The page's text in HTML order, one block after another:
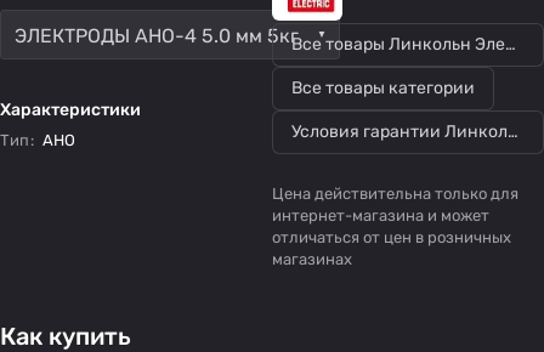
ЭЛЕКТРОДЫ АНО-4 5.0 мм 5кг
Характеристики
Тип : АНО
Все товары Линкольн Электрик
Все товары категории
Условия гарантии Линкольн Электрик
Цена действительна только для
интернет-магазина и может
отличаться от цен в розничных
магазинах
Как купить